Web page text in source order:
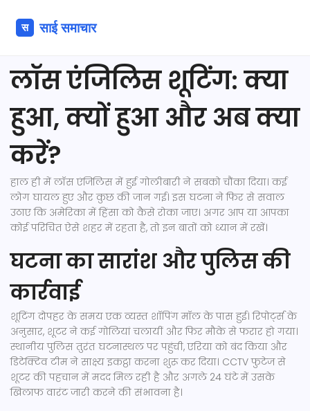
लॉस एंजिलिस शूटिंग: क्या
हुआ, क्यों हुआ और अब क्या
करें?
हाल ही में लॉस एंजिलिस में हुई गोलीबारी ने सबको चौंका दिया। कई
लोग घायल हुए और कुछ की जान गई। इस घटना ने फिर से सवाल
उठाए कि अमेरिका में हिंसा को कैसे रोका जाए। अगर आप या आपका
कोई परिचित ऐसे शहर में रहता है, तो इन बातों को ध्यान में रखें।
घटना का सारांश और पुलिस की
कार्रवाई
शूटिंग दोपहर के समय एक व्यस्त शॉपिंग मॉल के पास हुई। रिपोर्ट्स के
अनुसार, शूटर ने कई गोलियां चलायीं और फिर मौके से फरार हो गया।
स्थानीय पुलिस तुरंत घटनास्थल पर पहुंची, एरिया को बंद किया और
डिटेक्टिव टीम ने साक्ष्य इकट्ठा करना शुरू कर दिया। CCTV फुटेज से
शूटर की पहचान में मदद मिल रही है और अगले 24 घंटे में उसके
खिलाफ वारंट जारी करने की संभावना है।